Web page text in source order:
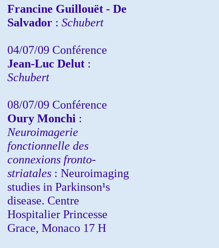
Francine Guillouët - De
Salvador : Schubert
04/07/09 Conférence
Jean-Luc Delut :
Schubert
08/07/09 Conférence
Oury Monchi :
Neuroimagerie
fonctionnelle des
connexions fronto-
striatales : Neuroimaging
studies in Parkinson¹s
disease. Centre
Hospitalier Princesse
Grace, Monaco 17 H